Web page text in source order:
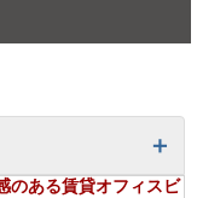
のある賃貸オフィスビ